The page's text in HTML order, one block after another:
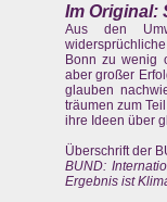
Im Original:
Aus den
Bonn zu wenig
aber großer
glauben
träumen zum
ihre Ideen über
Überschrift der
BUND:
Ergebnis ist